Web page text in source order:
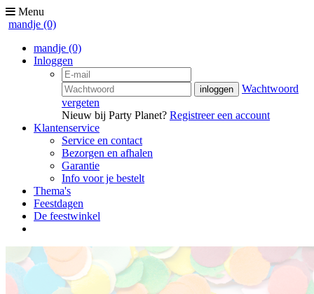
Menu
mandje (0)
mandje (0)
Inloggen
Wachtwoord
vergeten
Nieuw bij Party Planet? Registreer een account
Klantenservice
Service en contact
Bezorgen en afhalen
Garantie
Info voor je bestelt
Thema's
Feestdagen
De feestwinkel